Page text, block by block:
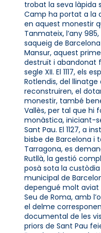
trobat la seva làpida
Camp ha portat a la
en aquest monestir
Tanmateix, l’any
saqueig de
Mansur, aquest
destruït i abandonat
segle XII. El 1117, els
Rotlendis, del llinatge
reconstruiren, el
monestir, també
Vallès, per tal que hi
monàstica, iniciant-
Sant Pau. El 1127, a
bisbe de Barcelona i
Tarragona, es
Rutllà, la gestió
posà sota la
municipal de
depengué molt
Seu de Roma, amb
el delme
documental de les
priors de Sant Pau